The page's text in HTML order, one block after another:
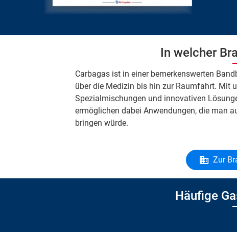
In welcher
Carbagas ist in einer bemerkenswerten
über die Medizin bis hin zur Raumfahrt. Mit
Spezialmischungen und innovativen
ermöglichen dabei Anwendungen, die man
bringen würde.
Zur
Häufige